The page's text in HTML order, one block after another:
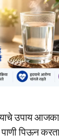
उपाय
पिऊन